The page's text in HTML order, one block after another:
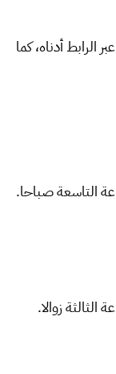
الرابط أدناه، كما